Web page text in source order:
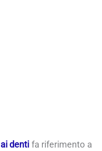
denti fa riferimento a